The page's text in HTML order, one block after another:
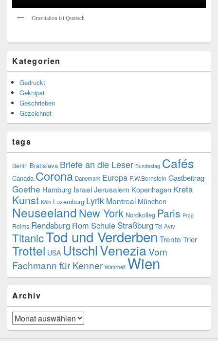
Gravitation ist Quatsch
Kategorien
Gedruckt
Geknipst
Geschrieben
Gezeichnet
tags
Berlin Bratislava Briefe an die Leser Bundestag Cafés
Canada Corona Dänemark Europa F.W.Bernstein Gastbeitrag
Goethe Hamburg IsraelJerusalem Kopenhagen Kreta
Kunst Köln Luxemburg Lyrik Montreal München
Neuseeland New York Nordkolleg Paris Prag
Reims Rendsburg Rom Schule Straßburg Tel Aviv
TitanicTod und Verderben Trento Trier
Trottel USA UtschlVeneziaVom
Fachmann für Kenner Wahrheit Wien
Archiv
Archiv